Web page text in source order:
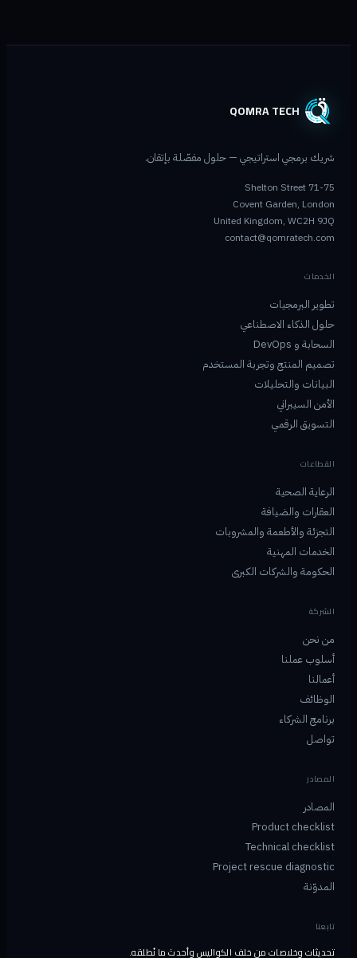
QOMRA TECH
شريك برمجي استراتيجي — حلول مفصّلة بإتقان.
71-75 Shelton Street
Covent Garden, London
United Kingdom, WC2H 9JQ
contact@qomratech.com
الخدمات
تطوير البرمجيات
حلول الذكاء الاصطناعي
السحابة و DevOps
تصميم المنتج وتجربة المستخدم
البيانات والتحليلات
الأمن السيبراني
التسويق الرقمي
القطاعات
الرعاية الصحية
العقارات والضيافة
التجزئة والأطعمة والمشروبات
الخدمات المهنية
الحكومة والشركات الكبرى
الشركة
من نحن
أسلوب عملنا
أعمالنا
الوظائف
برنامج الشركاء
تواصل
المصادر
المصادر
Product checklist
Technical checklist
Project rescue diagnostic
المدوّنة
تابعنا
تحديثات وخلاصات من خلف الكواليس وأحدث ما نُطلقه.